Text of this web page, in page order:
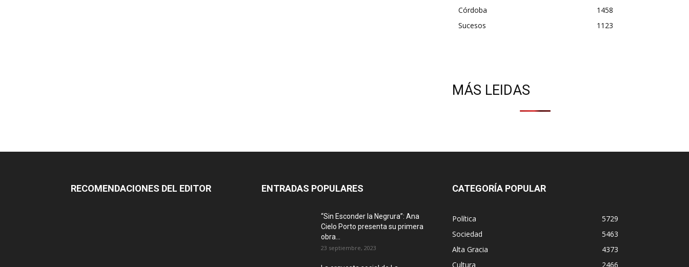
Córdoba
1458
Sucesos
1123
MÁS LEIDAS
RECOMENDACIONES DEL EDITOR ENTRADAS POPULARES
“Sin Esconder la Negrura”: Ana
Cielo Porto presenta su primera
obra...
23 septiembre, 2023
CATEGORÍA POPULAR
Política
5729
Sociedad
5463
Alta Gracia
4373
Cultura
2466